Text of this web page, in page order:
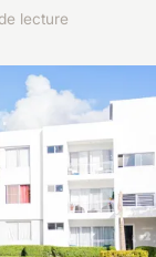
lecture